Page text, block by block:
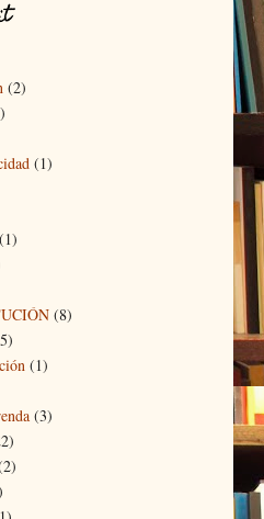
(2)
(1)
(1)
(8)
(1)
(3)